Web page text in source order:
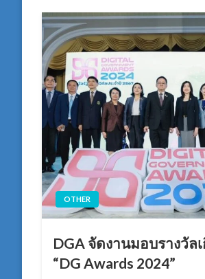
OTHER
DGA จัดงานมอบรางวัล
“DG Awards 2024”